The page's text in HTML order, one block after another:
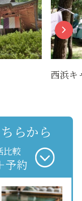
西浜キ
らから
比較
予約